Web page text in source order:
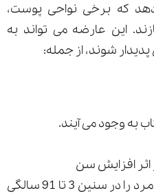
که برخی نواحی پوست،
این عارضه می تواند به
شوند، از جمله:
به وجود می آیند.
اثر افزایش سن
مطالعه ای در سال 2013، 400 مرد را در سنین 3 تا 91 سالگی